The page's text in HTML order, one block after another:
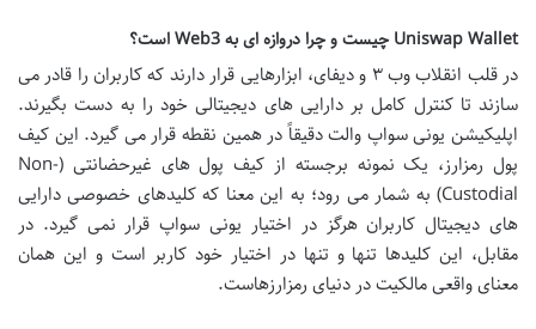
Uniswap Wallet چیست و چرا دروازه ای به Web3 است؟
در قلب انقلاب وب ۳ و دیفای، ابزارهایی قرار دارند که کاربران را قادر می
سازند تا کنترل کامل بر دارایی های دیجیتالی خود را به دست بگیرند.
اپلیکیشن یونی سواپ والت دقیقاً در همین نقطه قرار می گیرد. این کیف
پول رمزارز، یک نمونه برجسته از کیف پول های غیرحضانتی (Non-
Custodial) به شمار می رود؛ به این معنا که کلیدهای خصوصی دارایی
های دیجیتال کاربران هرگز در اختیار یونی سواپ قرار نمی گیرد. در
مقابل، این کلیدها تنها و تنها در اختیار خود کاربر است و این همان
معنای واقعی مالکیت در دنیای رمزارزهاست.